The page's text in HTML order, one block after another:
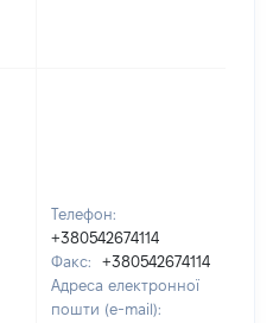
Телефон:
+380542674114
Факс:
+380542674114
Адреса електронної
пошти (e-mail):